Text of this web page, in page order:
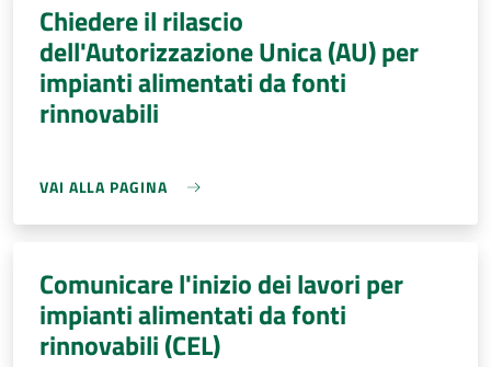
Chiedere il rilascio
dell'Autorizzazione Unica (AU) per
impianti alimentati da fonti
rinnovabili
VAI ALLA PAGINA
Comunicare l'inizio dei lavori per
impianti alimentati da fonti
rinnovabili (CEL)